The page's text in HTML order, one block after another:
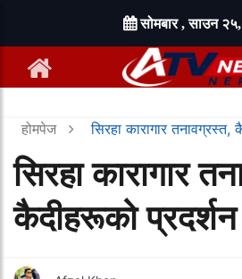
सोमबार , साउन
होमपेज सिरहा कारागार तनावग्रस्त,
सिरहा कारागार
कैदीहरूको प्रदर्शन